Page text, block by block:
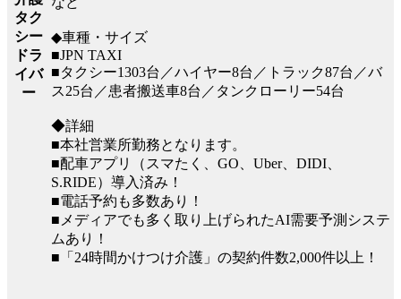
タク
シー
ドラ
イバ
ー
◆車種・サイズ
■JPN TAXI
■タクシー1303台／ハイヤー8台／トラック87台／バ
ス25台／患者搬送車8台／タンクローリー54台
◆詳細
■本社営業所勤務となります。
■配車アプリ（スマたく、GO、Uber、DIDI、
S.RIDE）導入済み！
■電話予約も多数あり！
■メディアでも多く取り上げられたAI需要予測システ
ムあり！
■「24時間かけつけ介護」の契約件数2,000件以上！